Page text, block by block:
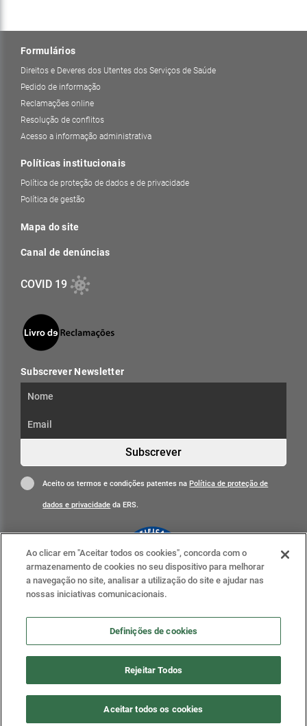
Formulários
Direitos e Deveres dos Utentes dos Serviços de Saúde
Pedido de informação
Reclamações online
Resolução de conflitos
Acesso a informação administrativa
Políticas institucionais
Política de proteção de dados e de privacidade
Política de gestão
Mapa do site
Canal de denúncias
COVID 19
Subscrever Newsletter
Subscrever
Aceito os termos e condições patentes naPolítica de proteção de
dados e privacidade da ERS.
Clique para mais informações
ERS nas redes sociais
2020 . ERS - Entidade Reguladora da Saúde, todos os
Ao clicar em "Aceitar todos os cookies", concorda com o
armazenamento de cookies no seu dispositivo para melhorar
a navegação no site, analisar a utilização do site e ajudar nas
nossas iniciativas comunicacionais.
Definições de cookies
Rejeitar Todos
Aceitar todos os cookies